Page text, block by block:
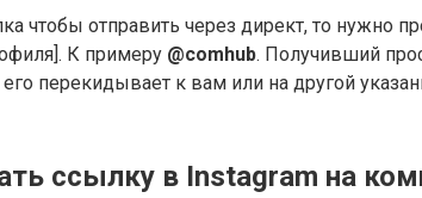
чтобы отправить через директ, то нужно
К примеру @comhub. Получивший
перекидывает к вам или на другой
ссылку в Instagram на